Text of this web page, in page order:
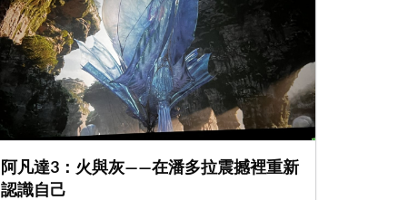
阿凡達3：火與灰——在潘多拉震撼裡重新
認識自己